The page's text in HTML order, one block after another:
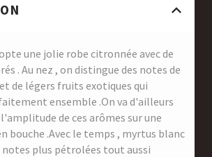
une jolie robe citronnée avec de
. Au nez , on distingue des notes de
de légers fruits exotiques qui
ensemble .On va d'ailleurs
de ces arômes sur une
bouche .Avec le temps , myrtus blanc
notes plus pétrolées tout aussi